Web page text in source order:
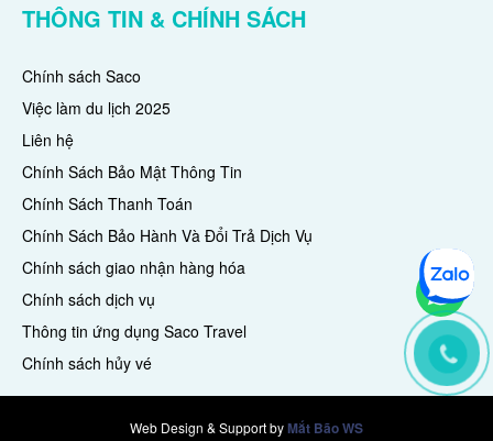
THÔNG TIN & CHÍNH SÁCH
Chính sách Saco
Việc làm du lịch 2025
Liên hệ
Chính Sách Bảo Mật Thông Tin
Chính Sách Thanh Toán
Chính Sách Bảo Hành Và Đổi Trả Dịch Vụ
Chính sách giao nhận hàng hóa
Chính sách dịch vụ
Thông tin ứng dụng Saco Travel
Chính sách hủy vé
Web Design & SupportbyMắt Bão WS